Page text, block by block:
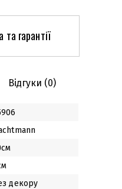
гарантії
Відгуки (0)
декору